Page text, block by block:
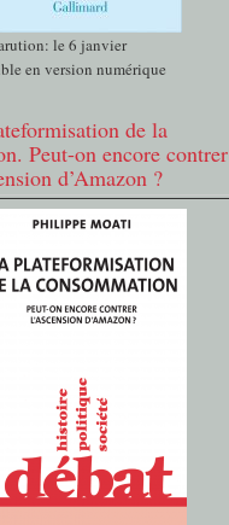
le 6 janvier
en version numérique
de la
Peut-on encore contrer
d’Amazon ?